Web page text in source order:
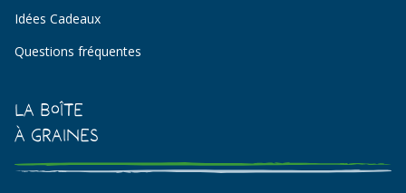
Idées Cadeaux
Questions fréquentes
La Boîte
à Graines